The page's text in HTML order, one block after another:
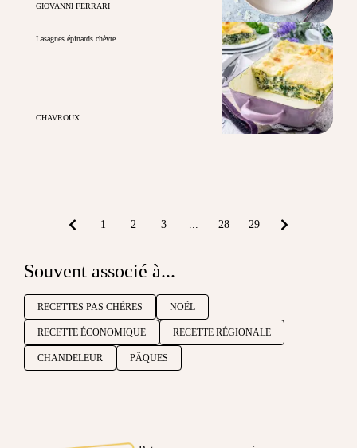
GIOVANNI FERRARI
Lasagnes épinards chèvre
CHAVROUX
1 2 3 ... 28 29
Souvent associé à...
RECETTES PAS CHÈRES NOËL
RECETTE ÉCONOMIQUE RECETTE RÉGIONALE
CHANDELEUR PÂQUES